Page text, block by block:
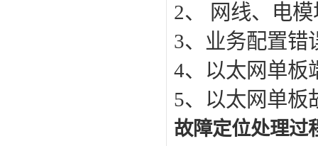
2、 网线、电
3、业务配置错
4、以太网单板
5、以太网单板
故障定位处理过